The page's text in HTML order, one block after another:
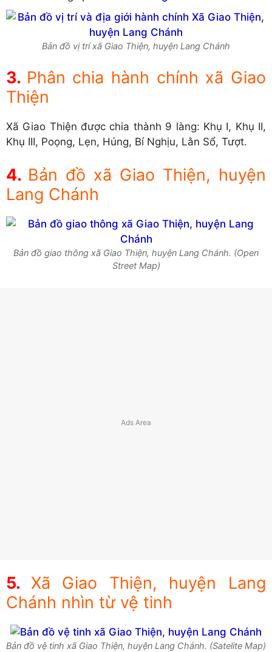
Bản đồ vị trí xã Giao Thiện, huyện Lang Chánh
Phân chia hành chính xã Giao
Thiện
Xã Giao Thiện được chia thành 9 làng: Khụ I, Khụ II,
Khụ III, Poọng, Lẹn, Húng, Bí Nghịu, Lằn Sổ, Tượt.
Bản đồ xã Giao Thiện, huyện
Lang Chánh
Bản đồ giao thông xã Giao Thiện, huyện Lang Chánh. (Open
Street Map)
Xã Giao Thiện, huyện Lang
Chánh nhìn từ vệ tinh
Bản đồ vệ tinh xã Giao Thiện, huyện Lang Chánh. (Satelite Map)